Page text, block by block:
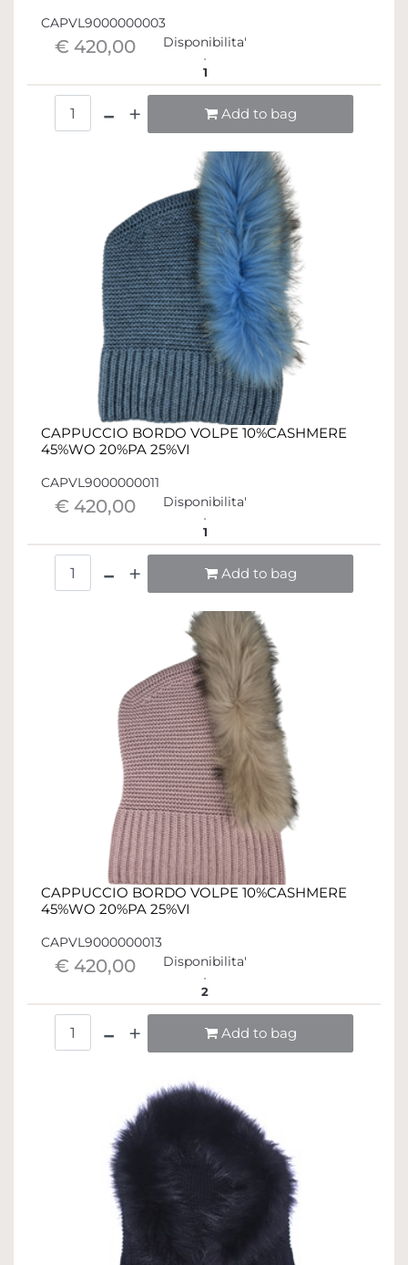
CAPVL9000000003
€ 420,00 Disponibilita'
1
Add to bag
CAPPUCCIO BORDO VOLPE 10%CASHMERE
45%WO 20%PA 25%VI
CAPVL9000000011
€ 420,00 Disponibilita'
1
Add to bag
CAPPUCCIO BORDO VOLPE 10%CASHMERE
45%WO 20%PA 25%VI
CAPVL9000000013
€ 420,00 Disponibilita'
2
Add to bag